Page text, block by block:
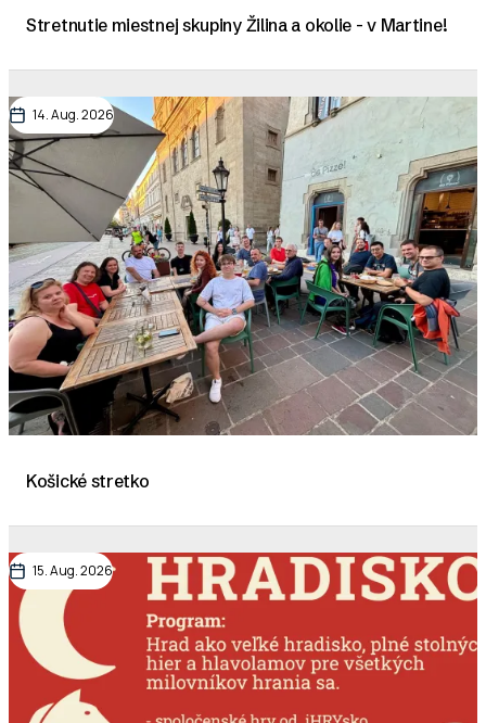
Stretnutie miestnej skupiny Žilina a okolie - v Martine!
14. Aug. 2026
Košické stretko
15. Aug. 2026